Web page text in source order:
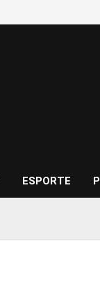
ESPORTE